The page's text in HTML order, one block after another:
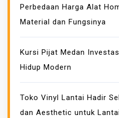
Perbedaan Harga Alat
Material dan Fungsinya
Kursi Pijat Medan
Hidup Modern
Toko Vinyl Lantai Hadir
dan Aesthetic untuk